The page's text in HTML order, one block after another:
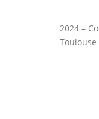
2024 –
Toulouse